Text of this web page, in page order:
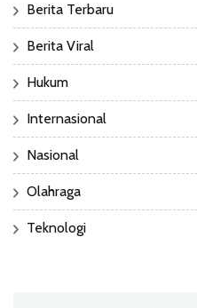
Berita Terbaru
Berita Viral
Hukum
Internasional
Nasional
Olahraga
Teknologi